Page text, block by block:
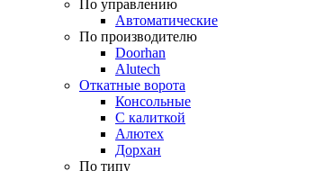
По управлению
Автоматические
По производителю
Doorhan
Alutech
Откатные ворота
Консольные
С калиткой
Алютех
Дорхан
По типу